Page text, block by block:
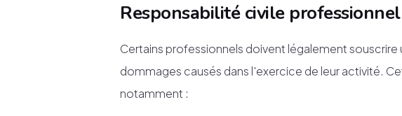
Responsabilité civile
Certains professionnels doivent légalement souscrire
dommages causés dans l'exercice de leur activité.
notamment :